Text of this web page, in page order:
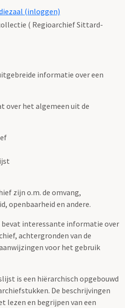
(inloggen)
( Regioarchief Sittard-
informatie over een
over het algemeen uit de
zijn o.m. de omvang,
openbaarheid en andere.
interessante informatie over
achtergronden van de
voor het gebruik
is een hiërarchisch opgebouwd
De beschrijvingen
lezen en begrijpen van een